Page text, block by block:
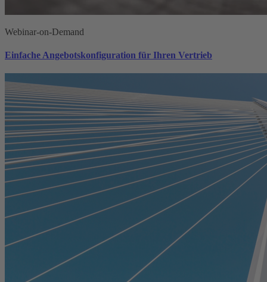
Webinar-on-Demand
Einfache Angebotskonfiguration für Ihren Vertrieb